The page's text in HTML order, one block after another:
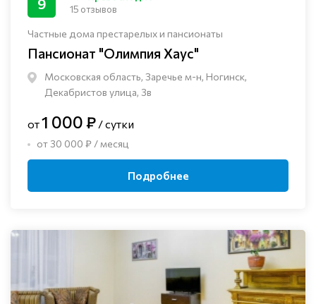
Частные дома престарелых и пансионаты
Пансионат "Олимпия Хаус"
Московская область, Заречье м-н, Ногинск, ​
Декабристов улица, 3в
15 отзывов
от1 000 ₽ / сутки
от 30 000 ₽ / месяц
Подробнее